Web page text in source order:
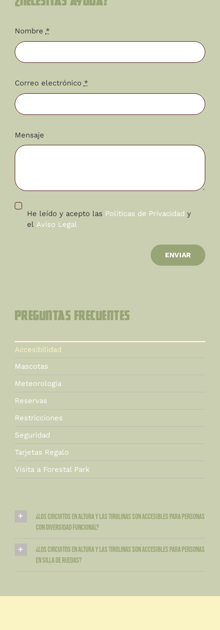
Nombre *
Correo electrónico *
Mensaje
He leído y acepto las Políticas de Privacidad y
el Aviso Legal
ENVIAR
Preguntas Frecuentes
Accesibilidad
Mascotas
Meteorología
Reservas
Restricciones
Seguridad
Tarjetas Regalo
Visita a Forestal Park
¿Los circuitos en altura y las tirolinas son accesibles para personas
con diversidad funcional?
¿Los circuitos en altura y las tirolinas son accesibles para personas
en silla de ruedas?